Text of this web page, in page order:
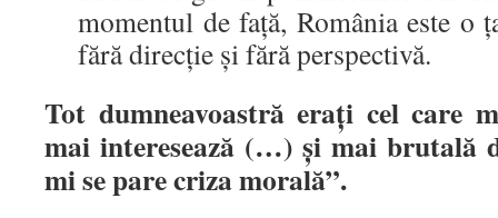
momentul de faţă, România este o
fără direcţie şi fără perspectivă.
Tot dumneavoastră eraţi cel care
mai interesează (…) şi mai brutală
mi se pare criza morală”.